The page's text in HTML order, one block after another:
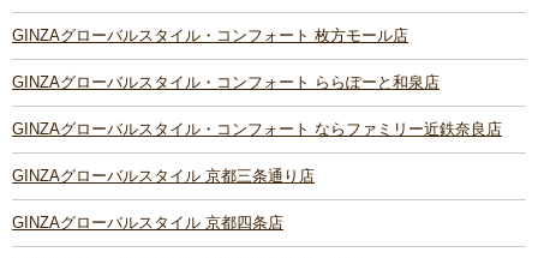
GINZAグローバルスタイル・コンフォート 枚方モール店
GINZAグローバルスタイル・コンフォート ららぽーと和泉店
GINZAグローバルスタイル・コンフォート ならファミリー近鉄奈良店
GINZAグローバルスタイル 京都三条通り店
GINZAグローバルスタイル 京都四条店